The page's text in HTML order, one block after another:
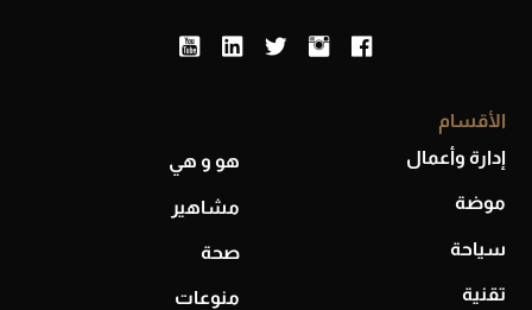
الأقسام
إدارة وأعمال
موضة
سياحة
تقنية
هو و هي
مشاهير
صحة
منوعات